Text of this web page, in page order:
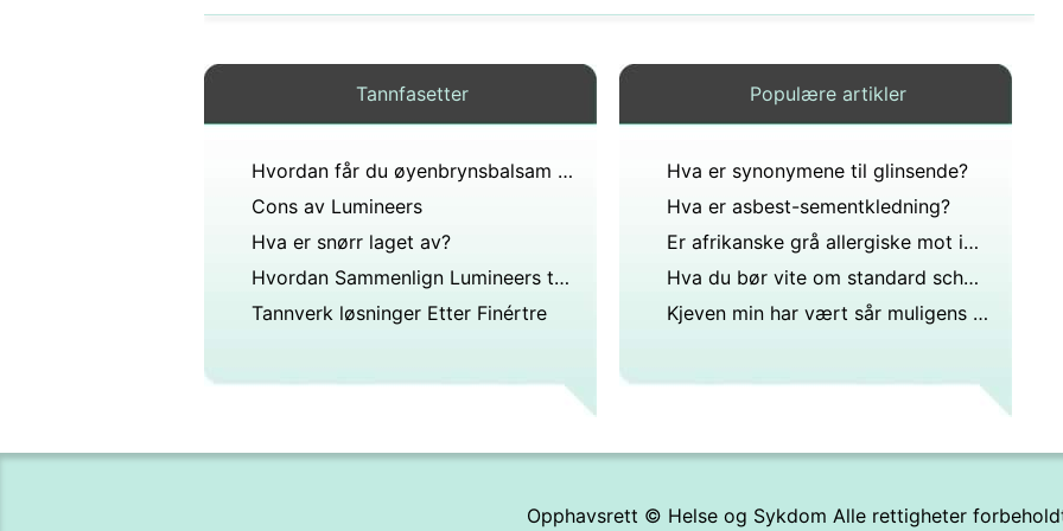
Tannfasetter
Hvordan får du øyenbrynsbalsam til dem til å vokse ut igjen?
Cons av Lumineers
Hva er snørr laget av?
Hvordan Sammenlign Lumineers til tradisjonelle dental finer
Tannverk løsninger Etter Finértre
Populære artikler
Hva er synonymene til glinsende?
Hva er asbest-sementkledning?
Er afrikanske grå allergiske mot ikke-klebende panner?
Hva du bør vite om standard schnauzere
Kjeven min har vært sår muligens etter å ha gnisset eller bitet tenner. Nå er det et lite blåmerke på kjevekanten. Er det noen som vet årsaken?
Opphavsrett © Helse og Sykdom Alle rettigheter